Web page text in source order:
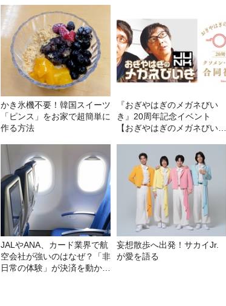
かき氷機不要！韓国スイーツ
「ピンス」をお家で超簡単に
作る方法
『おぎやはぎのメガネびい
き』20周年記念イベント
【おぎやはぎのメガネびいき
ソガール合同祝賀会～】開催
決定！
JALやANA、カード業界で航
空会社が強いのはなぜ？「非
日常の体験」が決済を動かす
妄想散歩へ出発！サカイJr.
が愛を語る